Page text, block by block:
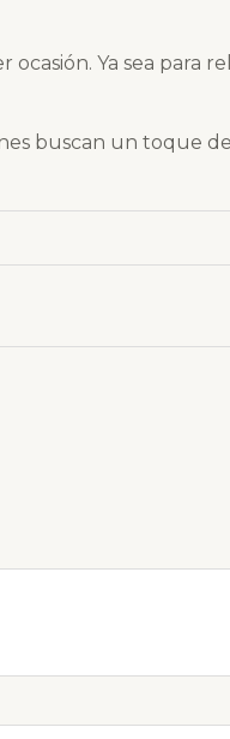
Ya sea para
buscan un toque